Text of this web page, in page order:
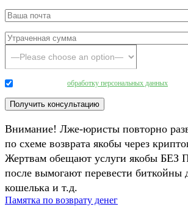
обработку персональных данных
Внимание! Лже-юристы повторно
по схеме возврата якобы через
Жертвам обещают услуги якобы
после вымогают перевести биткойны
кошелька и т.д.
Памятка по возврату денег